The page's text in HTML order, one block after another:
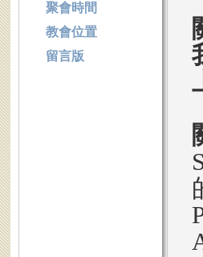
聚會時間
教會位置
留言版